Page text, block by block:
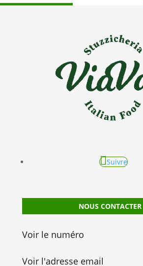
Suivre
NOUS CONTACTER
Voir le numéro
Voir l'adresse email